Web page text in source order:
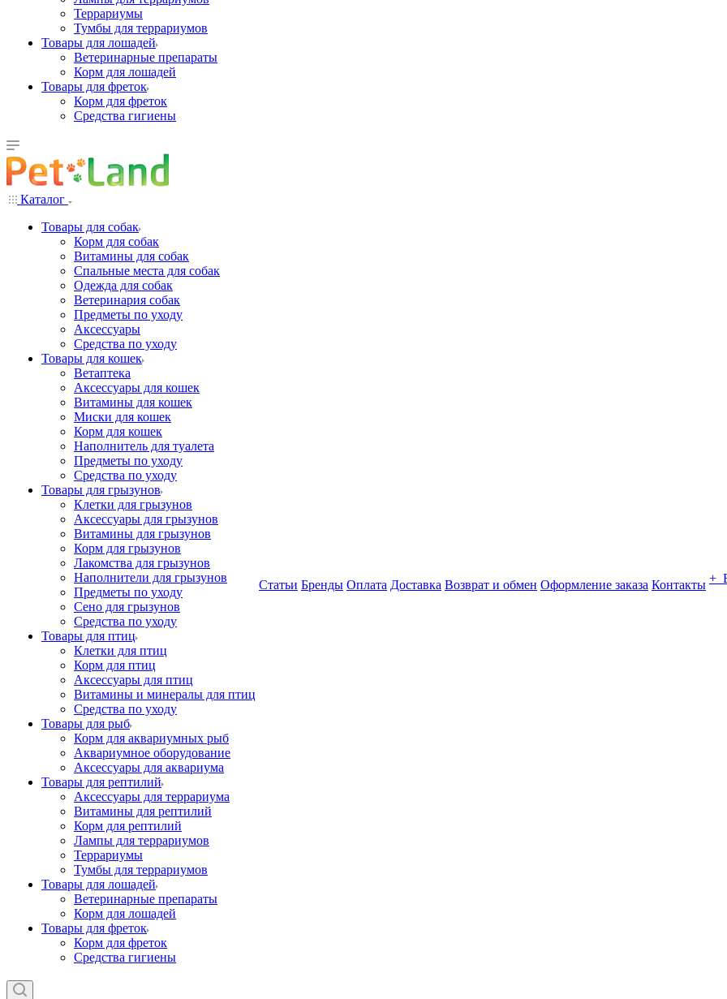
Террариумы
Тумбы для террариумов
Товары для лошадей
Ветеринарные препараты
Корм для лошадей
Товары для фреток
Корм для фреток
Средства гигиены
Каталог
Товары для собак
Корм для собак
Витамины для собак
Спальные места для собак
Одежда для собак
Ветеринария собак
Предметы по уходу
Аксессуары
Средства по уходу
Товары для кошек
Ветаптека
Аксессуары для кошек
Витамины для кошек
Миски для кошек
Корм для кошек
Наполнитель для туалета
Предметы по уходу
Средства по уходу
Товары для грызунов
Клетки для грызунов
Аксессуары для грызунов
Витамины для грызунов
Корм для грызунов
Лакомства для грызунов
Наполнители для грызунов
Предметы по уходу
Сено для грызунов
Средства по уходу
Товары для птиц
Клетки для птиц
Корм для птиц
Аксессуары для птиц
Витамины и минералы для птиц
Средства по уходу
Товары для рыб
Корм для аквариумных рыб
Аквариумное оборудование
Аксессуары для аквариума
Товары для рептилий
Аксессуары для террариума
Витамины для рептилий
Корм для рептилий
Лампы для террариумов
Террариумы
Тумбы для террариумов
Товары для лошадей
Ветеринарные препараты
Корм для лошадей
Товары для фреток
Корм для фреток
Средства гигиены
Статьи Бренды Оплата Доставка Возврат и обмен Оформление заказа Контакты +